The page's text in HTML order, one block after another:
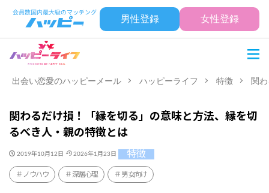
男性登録 女性登録
出会い恋愛のハッピーメール ハッピーライフ 特徴 関
関わるだけ損！「縁を切る」の意味と方法、縁を切
るべき人・親の特徴とは
2019年10月12日 2026年1月23日 特徴
ノウハウ 深層心理 男女向け